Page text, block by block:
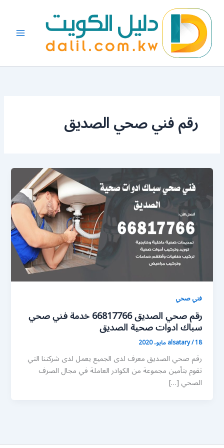
المحتوى
رقم فني صحي الصديق
فني صحي
رقم صحي الصديق 66817766 خدمة فني صحي
سباك ادوات صحية الصديق
alsatary/18 مايو، 2020
رقم صحي الصديق معرف لدى الجميع يعمل لدى شركتنا التي
تقوم بتأمين مجموعة من الكوادر العاملة في مجال الصرف
الصحي […]